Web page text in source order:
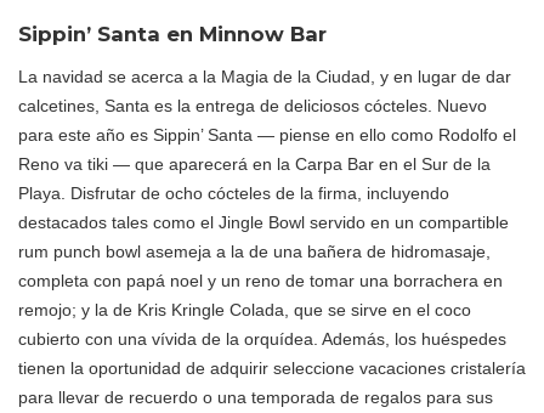
Sippin’ Santa en Minnow Bar
La navidad se acerca a la Magia de la Ciudad, y en lugar de dar
calcetines, Santa es la entrega de deliciosos cócteles. Nuevo
para este año es Sippin’ Santa — piense en ello como Rodolfo el
Reno va tiki — que aparecerá en la Carpa Bar en el Sur de la
Playa. Disfrutar de ocho cócteles de la firma, incluyendo
destacados tales como el Jingle Bowl servido en un compartible
rum punch bowl asemeja a la de una bañera de hidromasaje,
completa con papá noel y un reno de tomar una borrachera en
remojo; y la de Kris Kringle Colada, que se sirve en el coco
cubierto con una vívida de la orquídea. Además, los huéspedes
tienen la oportunidad de adquirir seleccione vacaciones cristalería
para llevar de recuerdo o una temporada de regalos para sus